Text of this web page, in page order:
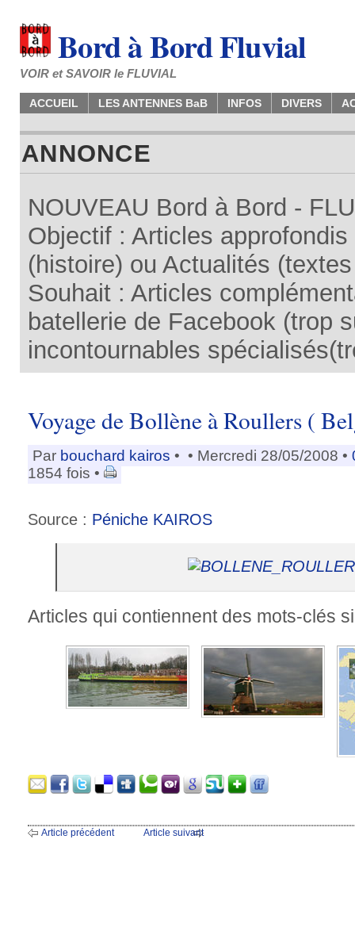
Bord à Bord Fluvial
VOIR et SAVOIR le FLUVIAL
ACCUEIL LES ANTENNES BaB INFOS DIVERS
ANNONCE
NOUVEAU Bord à Bord -
Objectif : Articles
(histoire) ou Actualités
Souhait : Articles
batellerie de Facebook (trop
incontournables
Voyage de Bollène à Roullers (
Par bouchard kairos • • Mercredi 28/05/2008 •
1854 fois •
Source : Péniche KAIROS
Articles qui contiennent des mots-clés
Article précédent Article suivant